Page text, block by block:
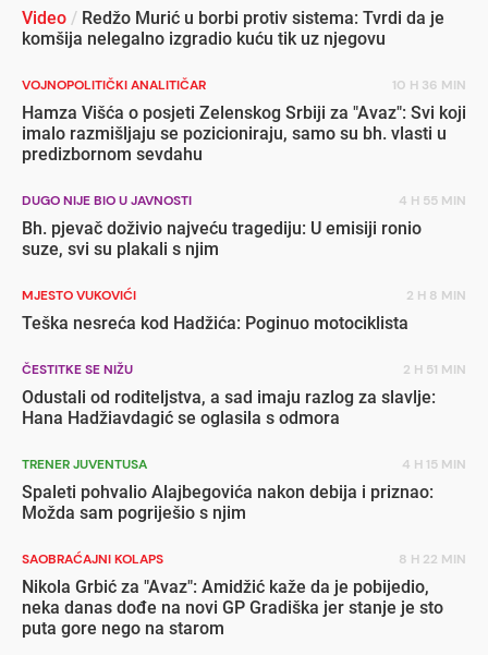
Video / Redžo Murić u borbi protiv sistema: Tvrdi da je
komšija nelegalno izgradio kuću tik uz njegovu
VOJNOPOLITIČKI ANALITIČAR 10 H 36 MIN
Hamza Višća o posjeti Zelenskog Srbiji za "Avaz": Svi koji
imalo razmišljaju se pozicioniraju, samo su bh. vlasti u
predizbornom sevdahu
DUGO NIJE BIO U JAVNOSTI 4 H 55 MIN
Bh. pjevač doživio najveću tragediju: U emisiji ronio
suze, svi su plakali s njim
MJESTO VUKOVIĆI 2 H 8 MIN
Teška nesreća kod Hadžića: Poginuo motociklista
ČESTITKE SE NIŽU 2 H 51 MIN
Odustali od roditeljstva, a sad imaju razlog za slavlje:
Hana Hadžiavdagić se oglasila s odmora
TRENER JUVENTUSA 4 H 15 MIN
Spaleti pohvalio Alajbegovića nakon debija i priznao:
Možda sam pogriješio s njim
SAOBRAĆAJNI KOLAPS 8 H 22 MIN
Nikola Grbić za "Avaz": Amidžić kaže da je pobijedio,
neka danas dođe na novi GP Gradiška jer stanje je sto
puta gore nego na starom